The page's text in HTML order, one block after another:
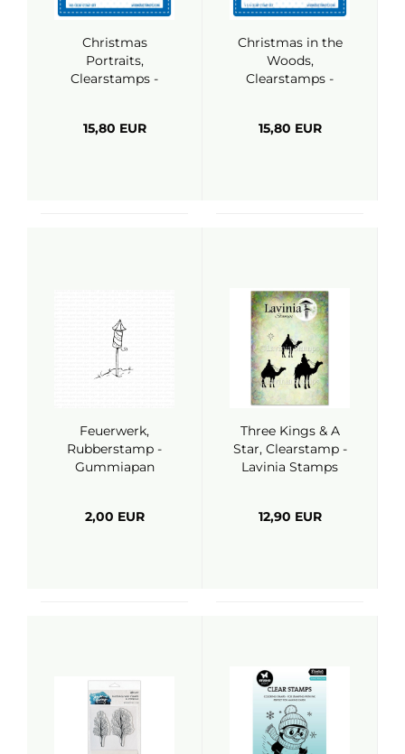
Christmas
Portraits,
Clearstamps -
15,80 EUR
Christmas in the
Woods,
Clearstamps -
15,80 EUR
Feuerwerk,
Rubberstamp -
Gummiapan
2,00 EUR
Three Kings & A
Star, Clearstamp -
Lavinia Stamps
12,90 EUR